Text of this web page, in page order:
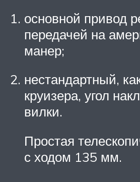
основной привод
передачей на
манер;
нестандартный,
круизера, угол
вилки.
Простая
с ходом 135 мм.